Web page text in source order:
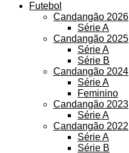
Futebol
Candangão 2026
Série A
Candangão 2025
Série A
Série B
Candangão 2024
Série A
Feminino
Candangão 2023
Série A
Candangão 2022
Série A
Série B